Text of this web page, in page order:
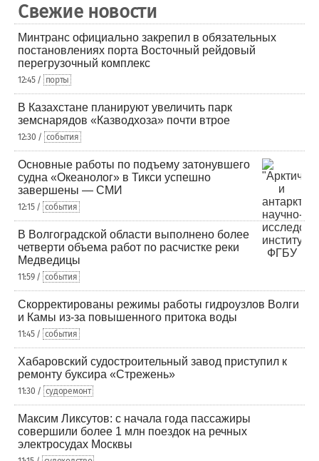
Свежие новости
Минтранс официально закрепил в обязательных
постановлениях порта Восточный рейдовый
перегрузочный комплекс
12:45 / порты
В Казахстане планируют увеличить парк
земснарядов «Казводхоза» почти втрое
12:30 / события
Основные работы по подъему затонувшего
судна «Океанолог» в Тикси успешно
завершены — СМИ
12:15 / события
В Волгоградской области выполнено более
четверти объема работ по расчистке реки
Медведицы
11:59 / события
Скорректированы режимы работы гидроузлов Волги
и Камы из-за повышенного притока воды
11:45 / события
Хабаровский судостроительный завод приступил к
ремонту буксира «Стрежень»
11:30 / судоремонт
Максим Ликсутов: с начала года пассажиры
совершили более 1 млн поездок на речных
электросудах Москвы